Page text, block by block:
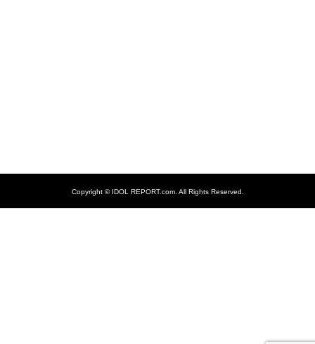
Copyright ©IDOL REPORT.com. All Rights Reserved.